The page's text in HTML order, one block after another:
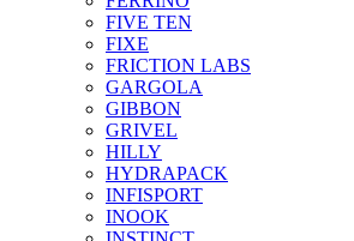
FIVE TEN
FIXE
FRICTION LABS
GARGOLA
GIBBON
GRIVEL
HILLY
HYDRAPACK
INFISPORT
INOOK